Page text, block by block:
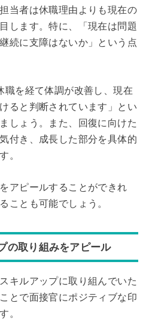
当者は休職理由よりも現在の
します。特に、「現在は問題
続に支障はないか」という点
職を経て体調が改善し、現在
ると判断されています」とい
しょう。また、回復に向けた
付き、成長した部分を具体的
。
アピールすることができれ
ことも可能でしょう。
の取り組みをアピール
キルアップに取り組んでいた
とで面接官にポジティブな印
。